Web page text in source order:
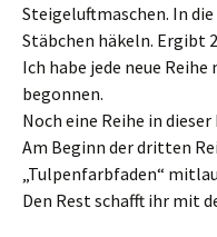
Steigeluftmaschen. In
Stäbchen häkeln. Ergibt
Ich habe jede neue
begonnen.
Noch eine Reihe in
Am Beginn der dritten
„Tulpenfarbfaden“
Den Rest schafft ihr mit